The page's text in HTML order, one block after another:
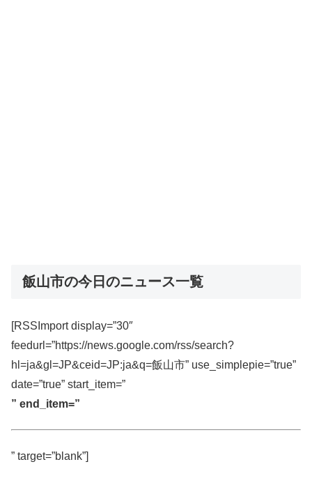
飯山市の今日のニュース一覧
[RSSImport display=”30″
feedurl=”https://news.google.com/rss/search?
hl=ja&gl=JP&ceid=JP:ja&q=飯山市” use_simplepie=”true”
date=”true” start_item=”
” end_item=”
” target=”blank”]